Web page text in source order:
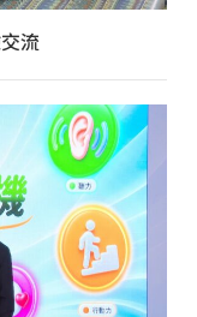
流